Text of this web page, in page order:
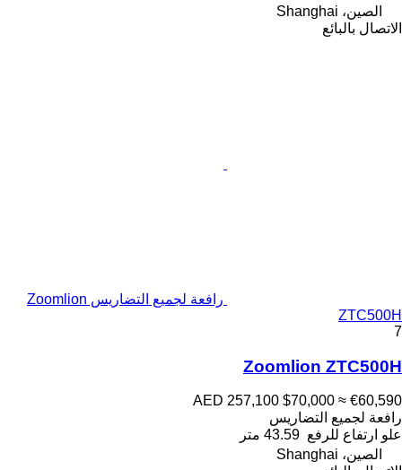
الصين، Shanghai
الاتصال بالبائع
رافعة لجميع التضاريس Zoomlion
ZTC500H
7
Zoomlion ZTC500H
AED 257,100 $70,000 ≈ €60,590
رافعة لجميع التضاريس
علو ارتفاع للرفع 43.59 متر
الصين، Shanghai